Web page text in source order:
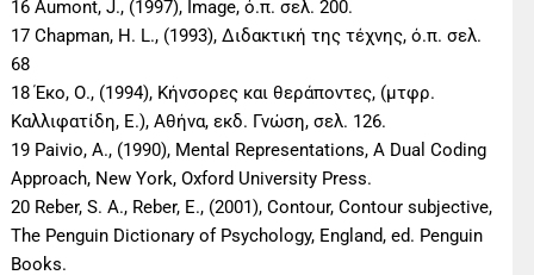
16 Aumont, J., (1997), Image, ό.π. σελ. 200.
17 Chapman, H. L., (1993), Διδακτική της τέχνης, ό.π. σελ.
68
18 Έκο, Ο., (1994), Κήνσορες και θεράποντες, (μτφρ.
Καλλιφατίδη, Ε.), Αθήνα, εκδ. Γνώση, σελ. 126.
19 Paivio, A., (1990), Mental Representations, A Dual Coding
Approach, New York, Oxford University Press.
20 Reber, S. A., Reber, E., (2001), Contour, Contour subjective,
The Penguin Dictionary of Psychology, England, ed. Penguin
Books.